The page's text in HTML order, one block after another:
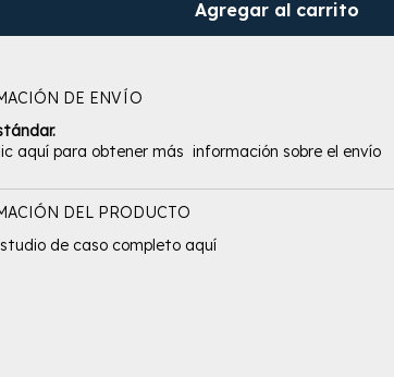
Agregar al carrito
DE ENVÍO
aquí para obtener más información sobre el envío
DEL PRODUCTO
de caso completo aquí